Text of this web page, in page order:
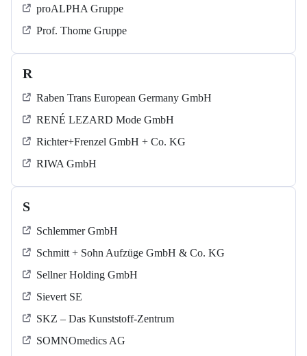
proALPHA Gruppe
Prof. Thome Gruppe
R
Raben Trans European Germany GmbH
RENÉ LEZARD Mode GmbH
Richter+Frenzel GmbH + Co. KG
RIWA GmbH
S
Schlemmer GmbH
Schmitt + Sohn Aufzüge GmbH & Co. KG
Sellner Holding GmbH
Sievert SE
SKZ – Das Kunststoff-Zentrum
SOMNOmedics AG